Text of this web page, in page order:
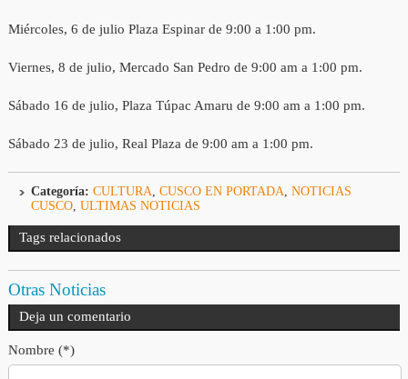
Miércoles, 6 de julio Plaza Espinar de 9:00 a 1:00 pm.
Viernes, 8 de julio, Mercado San Pedro de 9:00 am a 1:00 pm.
Sábado 16 de julio, Plaza Túpac Amaru de 9:00 am a 1:00 pm.
Sábado 23 de julio, Real Plaza de 9:00 am a 1:00 pm.
Categoría: CULTURA, CUSCO EN PORTADA, NOTICIAS
CUSCO, ULTIMAS NOTICIAS
Tags relacionados
Otras Noticias
Deja un comentario
Nombre (*)